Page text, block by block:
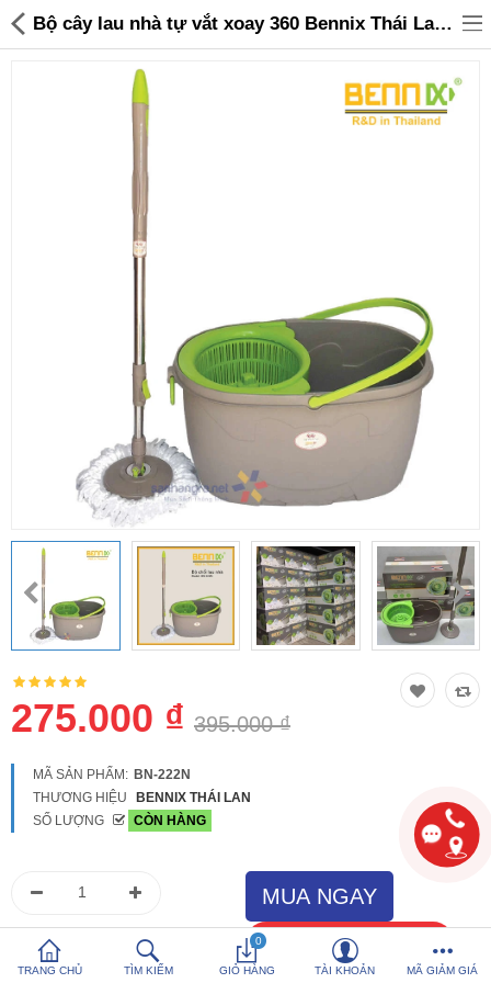
So sánh Yêu thích (0)
Hotline: 0816 505 655
Tải App SanHangRe nhận Quà
TRANG CHỦ TÌM KIẾM
0
GIỎ HÀNG TÀI KHOẢN MÃ GIẢM GIÁ
Bộ cây lau nhà tự vắt xoay 360 Bennix Thái Lan BN-222N bảo hành 12 tháng - 275,000 | Sanhangre
275.000 ₫ 395.000 ₫
MÃ SẢN PHẨM: BN-222N
THƯƠNG HIỆU
BENNIX THÁI LAN
SỐ LƯỢNG
CÒN HÀNG